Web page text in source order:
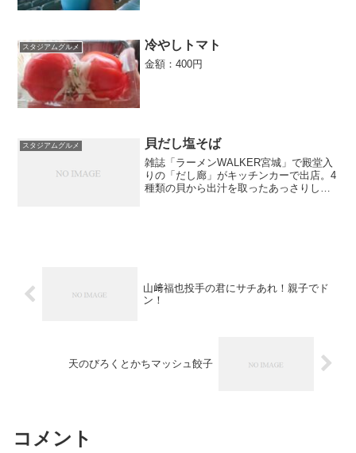
スタジアムグルメ 冷やしトマト
金額：400円
スタジアムグルメ 貝だし塩そば
雑誌「ラーメンWALKER宮城」で殿堂入
りの「だし廊」がキッチンカーで出店。4
種類の貝から出汁を取ったあっさりした
山﨑福也投手の君にサチあれ！親子でド
ン！
天のびろくとかちマッシュ餃子
コメント